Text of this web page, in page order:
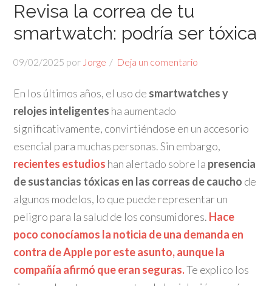
Revisa la correa de tu
smartwatch: podría ser tóxica
09/02/2025 por Jorge Deja un comentario
En los últimos años, el uso de smartwatches y
relojes inteligentes ha aumentado
significativamente, convirtiéndose en un accesorio
esencial para muchas personas. Sin embargo,
recientes estudios han alertado sobre la presencia
de sustancias tóxicas en las correas de caucho de
algunos modelos, lo que puede representar un
peligro para la salud de los consumidores. Hace
poco conocíamos la noticia de una demanda en
contra de Apple por este asunto, aunque la
compañía afirmó que eran seguras.Te explico los